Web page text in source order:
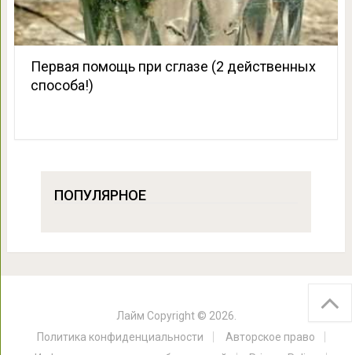
Первая помощь при сглазе (2 действенных
способа!)
ПОПУЛЯРНОЕ
Лайм Copyright © 2026.
Политика конфиденциальности
Авторское право